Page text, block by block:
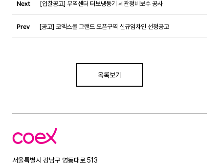
Next [입찰공고] 무역센터 터보냉동기 세관정비보수 공사
Prev [공고] 코엑스몰 그랜드 오픈구역 신규임차인 선정공고
목록보기
코
엑
서울특별시 강남구 영동대로 513